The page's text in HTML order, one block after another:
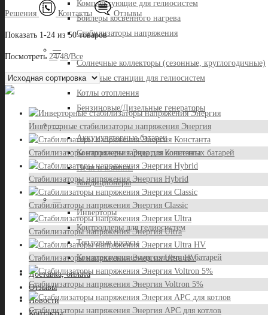
Комплектующие для гелиосистем
Бойлеры косвенного нагрева
Стабилизаторы напряжения
—
Солнечные коллекторы (сезонные, круглогодичные)
Насосные станции для гелиосистем
Котлы отопления
Бензиновые/Дизельные генераторы
—
Аккумуляторные батареи
Контроллеры заряда для солнечных батарей
Печи и камины
Кондиционеры
—
Инверторы
Контроллеры для гелиосистем
Тепловые насосы
Комплектующие для солнечных батарей
Доставка, оплата
Отзывы
Новости
Решения Контакты Отзывы
Показать 1-24 из 50 товаров
Посмотреть 24/48/Все
Инверторные стабилизаторы напряжения Энергия
Стабилизаторы напряжения Энергия Константа
Стабилизаторы напряжения Энергия Hybrid
Стабилизаторы напряжения Энергия Classic
Стабилизаторы напряжения Энергия Ultra
Стабилизаторы напряжения Энергия Ultra HV
Стабилизаторы напряжения Энергия Voltron 5%
Стабилизаторы напряжения Энергия АРС для котлов